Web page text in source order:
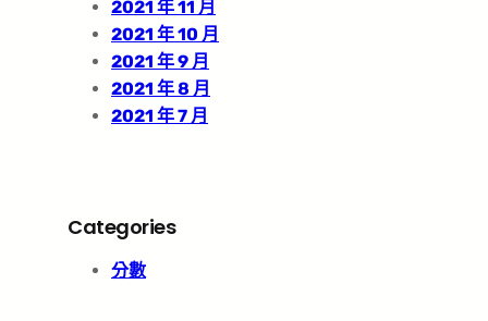
2021 年 11 月
2021 年 10 月
2021 年 9 月
2021 年 8 月
2021 年 7 月
Categories
分數